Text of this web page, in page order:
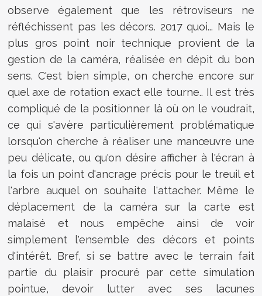
observe également que les rétroviseurs ne
réfléchissent pas les décors. 2017 quoi... Mais le
plus gros point noir technique provient de la
gestion de la caméra, réalisée en dépit du bon
sens. C'est bien simple, on cherche encore sur
quel axe de rotation exact elle tourne.. Il est très
compliqué de la positionner là où on le voudrait,
ce qui s'avère particulièrement problématique
lorsqu'on cherche à réaliser une manœuvre une
peu délicate, ou qu'on désire afficher à l'écran à
la fois un point d'ancrage précis pour le treuil et
l'arbre auquel on souhaite l'attacher. Même le
déplacement de la caméra sur la carte est
malaisé et nous empêche ainsi de voir
simplement l'ensemble des décors et points
d'intérêt. Bref, si se battre avec le terrain fait
partie du plaisir procuré par cette simulation
pointue, devoir lutter avec ses lacunes